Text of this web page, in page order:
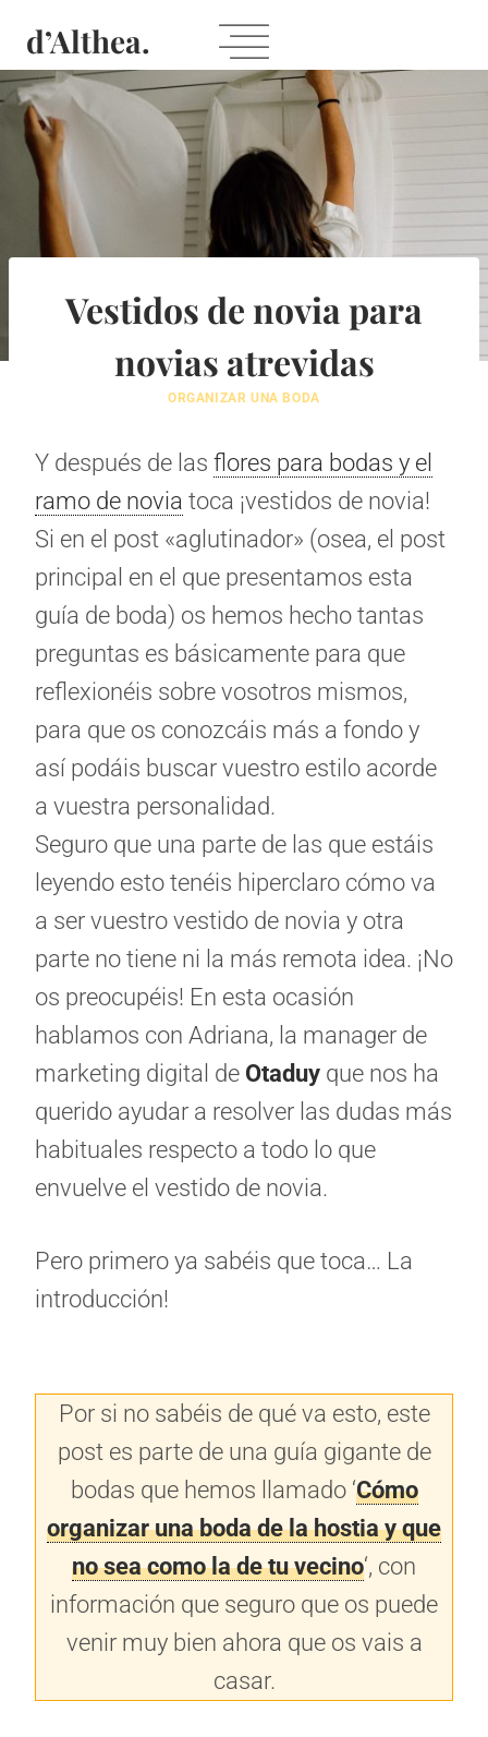
Contenido
d’Althea.
Vestidos de novia para
novias atrevidas
ORGANIZAR UNA BODA
Y después de las flores para bodas y el
ramo de novia toca ¡vestidos de novia!
Si en el post «aglutinador» (osea, el post
principal en el que presentamos esta
guía de boda) os hemos hecho tantas
preguntas es básicamente para que
reflexionéis sobre vosotros mismos,
para que os conozcáis más a fondo y
así podáis buscar vuestro estilo acorde
a vuestra personalidad.
Seguro que una parte de las que estáis
leyendo esto tenéis hiperclaro cómo va
a ser vuestro vestido de novia y otra
parte no tiene ni la más remota idea. ¡No
os preocupéis! En esta ocasión
hablamos con Adriana, la manager de
marketing digital de Otaduy que nos ha
querido ayudar a resolver las dudas más
habituales respecto a todo lo que
envuelve el vestido de novia.
Pero primero ya sabéis que toca… La
introducción!
Por si no sabéis de qué va esto, este
post es parte de una guía gigante de
bodas que hemos llamado ‘Cómo
organizar una boda de la hostia y que
no sea como la de tu vecino‘, con
información que seguro que os puede
venir muy bien ahora que os vais a
casar.